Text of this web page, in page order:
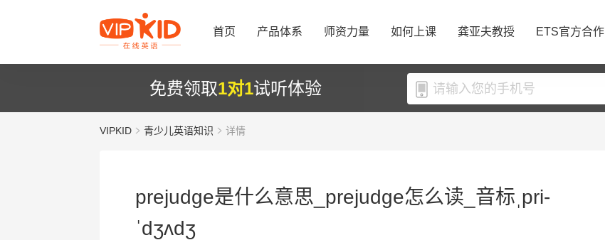
首页 产品体系 师资力量 如何上课 龚亚夫教授 ETS官方合作
免费领取1对1试听体验
VIPKID 青少儿英语知识 详情
prejudge是什么意思_prejudge怎么读_音标ˌpri-
ˈdʒʌdʒ